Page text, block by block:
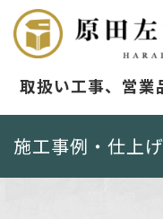
取扱い工事、営業
施工事例・仕上